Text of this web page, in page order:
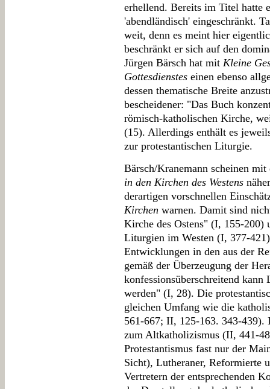
erhellend. Bereits im Titel hatte
'abendländisch' eingeschränkt.
weit, denn es meint hier
beschränkt er sich auf den
Jürgen Bärsch hat mit Kleine
Gottesdienstes einen ebenso
dessen thematische Breite
bescheidener: "Das Buch
römisch-katholischen Kirche,
(15). Allerdings enthält es
zur protestantischen Liturgie.
Bärsch/Kranemann scheinen
in den Kirchen des Westens
derartigen vorschnellen
Kirchen warnen. Damit sind
Kirche des Ostens" (I, 155-200)
Liturgien im Westen (I, 377-
Entwicklungen in den aus der
gemäß der Überzeugung der
konfessionsüberschreitend
werden" (I, 28). Die
gleichen Umfang wie die
561-667; II, 125-163. 343-439).
zum Altkatholizismus (II, 441-
Protestantismus fast nur der
Sicht), Lutheraner, Reformierte
Vertretern der entsprechenden